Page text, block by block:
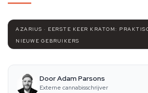
AZARIUS · EERSTE KEER KRATOM:
NIEUWE GEBRUIKERS
Door Adam Parsons
Externe cannabisschrijver